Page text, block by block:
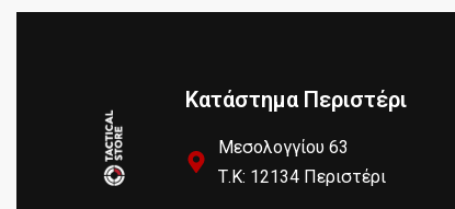
Κατάστημα Περιστέρι
Μεσολογγίου 63
Τ.Κ: 12134 Περιστέρι